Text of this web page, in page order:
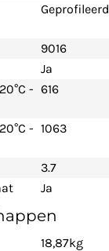
Geprofileerd
9016
Ja
- 616
- 1063
3.7
Ja
18,87kg